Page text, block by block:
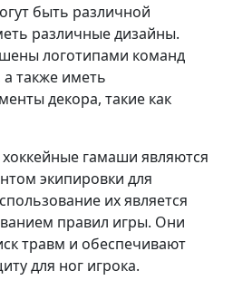
быть различной
различные дизайны.
логотипами команд
также иметь
декора, такие как
гамаши являются
экипировки для
их является
правил игры. Они
травм и обеспечивают
для ног игрока.